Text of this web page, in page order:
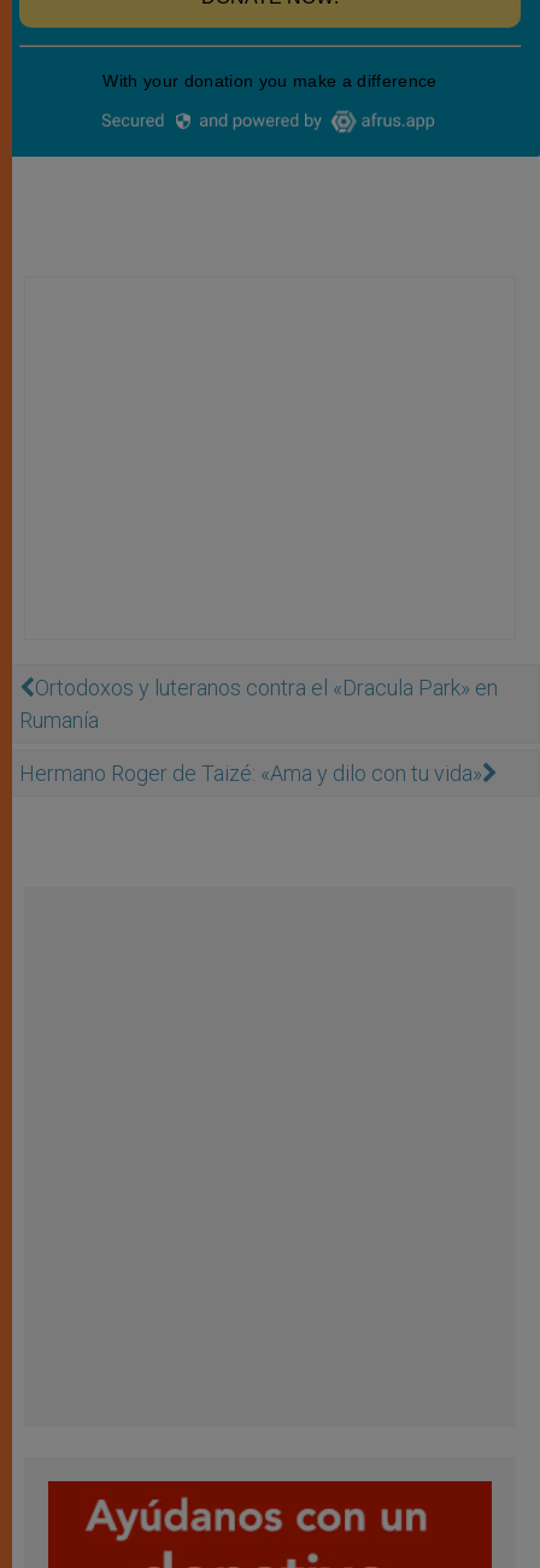
Ortodoxos y luteranos contra el «Dracula Park» en
Rumanía
Hermano Roger de Taizé: «Ama y dilo con tu vida»